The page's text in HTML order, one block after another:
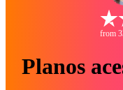
from
Planos